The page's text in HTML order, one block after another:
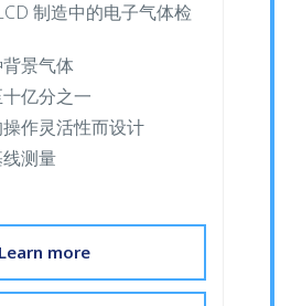
制造中的电子气体检
景气体
亿分之一
作灵活性而设计
测量
Learn more